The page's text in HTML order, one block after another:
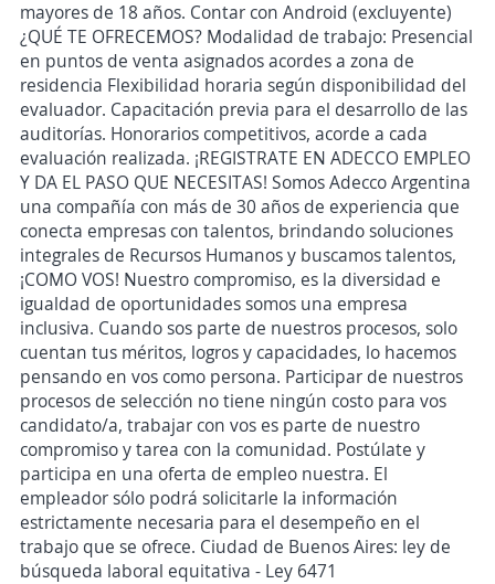
mayores de 18 años. Contar con Android (excluyente)
¿QUÉ TE OFRECEMOS? Modalidad de trabajo: Presencial
en puntos de venta asignados acordes a zona de
residencia Flexibilidad horaria según disponibilidad del
evaluador. Capacitación previa para el desarrollo de las
auditorías. Honorarios competitivos, acorde a cada
evaluación realizada. ¡REGISTRATE EN ADECCO EMPLEO
Y DA EL PASO QUE NECESITAS! Somos Adecco Argentina
una compañía con más de 30 años de experiencia que
conecta empresas con talentos, brindando soluciones
integrales de Recursos Humanos y buscamos talentos,
¡COMO VOS! Nuestro compromiso, es la diversidad e
igualdad de oportunidades somos una empresa
inclusiva. Cuando sos parte de nuestros procesos, solo
cuentan tus méritos, logros y capacidades, lo hacemos
pensando en vos como persona. Participar de nuestros
procesos de selección no tiene ningún costo para vos
candidato/a, trabajar con vos es parte de nuestro
compromiso y tarea con la comunidad. Postúlate y
participa en una oferta de empleo nuestra. El
empleador sólo podrá solicitarle la información
estrictamente necesaria para el desempeño en el
trabajo que se ofrece. Ciudad de Buenos Aires: ley de
búsqueda laboral equitativa - Ley 6471